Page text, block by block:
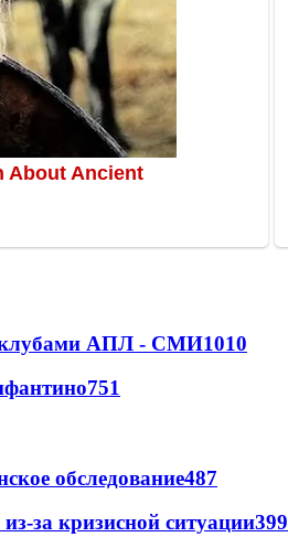
клубами АПЛ - СМИ1010
751
обследование487
за кризисной ситуации399